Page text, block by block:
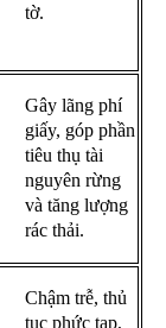
tờ.
Gây lãng phí
giấy, góp phần
tiêu thụ tài
nguyên rừng
và tăng lượng
rác thải.
Chậm trễ, thủ
tục phức tạp,